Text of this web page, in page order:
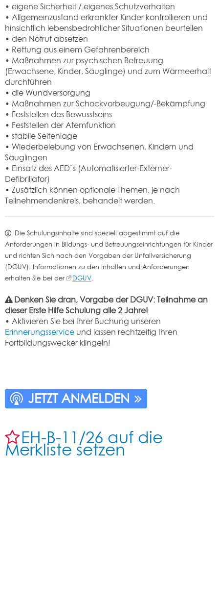
• eigene Sicherheit / eigenes Schutzverhalten
• Allgemeinzustand erkrankter Kinder kontrollieren und
hinsichtlich lebensbedrohlicher Situationen beurteilen
• den Notruf absetzen
• Rettung aus einem Gefahrenbereich
• Maßnahmen zur psychischen Betreuung
(Erwachsene, Kinder, Säuglinge) und zum Wärmeerhalt
durchführen
• die Wundversorgung
• Maßnahmen zur Schockvorbeugung/-Bekämpfung
• Feststellen des Bewusstseins
• Feststellen der Atemfunktion
• stabile Seitenlage
• Wiederbelebung von Erwachsenen, Kindern und
Säuglingen
• Einsatz des AED`s (Automatisierter-Externer-
Defibrillator)
• Zusätzlich können optionale Themen, je nach
Teilnehmendenkreis, behandelt werden.
Die Schulungsinhalte sind speziell abgestimmt auf die
Anforderungen in Bildungs- und Betreuungseinrichtungen für Kinder
und richten Sich nach den Vorgaben der Unfallversicherung
(DGUV). Informationen zu den Inhalten und Anforderungen
erhalten Sie bei der
DGUV
Denken Sie dran, Vorgabe der DGUV: Teilnahme an
dieser Erste Hilfe Schulung alle 2 Jahre!
• Aktivieren Sie bei Ihrer Buchung unseren
Erinnerungsservice und lassen rechtzeitig Ihren
Fortbildungswecker klingeln!
JETZT ANMELDEN
EH-B-11/26 auf die
Merkliste setzen